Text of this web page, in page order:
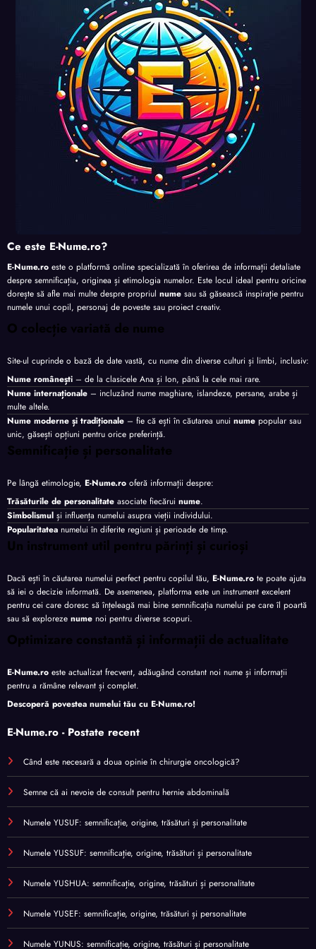
perso
nalita
te
perso
nalita
te
Ce este E-Nume.ro?
E-Nume.ro este o platformă online specializată în oferirea de informații detaliate
despre semnificația, originea și etimologia numelor. Este locul ideal pentru oricine
dorește să afle mai multe despre propriul nume sau să găsească inspirație pentru
numele unui copil, personaj de poveste sau proiect creativ.
O colecție variată de nume
Site-ul cuprinde o bază de date vastă, cu nume din diverse culturi și limbi, inclusiv:
Nume românești – de la clasicele Ana și Ion, până la cele mai rare.
Nume internaționale – incluzând nume maghiare, islandeze, persane, arabe și
multe altele.
Nume moderne și tradiționale – fie că ești în căutarea unui nume popular sau
unic, găsești opțiuni pentru orice preferință.
Semnificație și personalitate
Pe lângă etimologie, E-Nume.ro oferă informații despre:
Trăsăturile de personalitate asociate fiecărui nume.
Simbolismul și influența numelui asupra vieții individului.
Popularitatea numelui în diferite regiuni și perioade de timp.
Un instrument util pentru părinți și curioși
Dacă ești în căutarea numelui perfect pentru copilul tău, E-Nume.ro te poate ajuta
să iei o decizie informată. De asemenea, platforma este un instrument excelent
pentru cei care doresc să înțeleagă mai bine semnificația numelui pe care îl poartă
sau să exploreze nume noi pentru diverse scopuri.
Optimizare constantă și informații de actualitate
E-Nume.ro este actualizat frecvent, adăugând constant noi nume și informații
pentru a rămâne relevant și complet.
Descoperă povestea numelui tău cu E-Nume.ro!
E-Nume.ro - Postate recent
Când este necesară a doua opinie în chirurgie oncologică?
Semne că ai nevoie de consult pentru hernie abdominală
Numele YUSUF: semnificație, origine, trăsături și personalitate
Numele YUSSUF: semnificație, origine, trăsături și personalitate
Numele YUSHUA: semnificație, origine, trăsături și personalitate
Numele YUSEF: semnificație, origine, trăsături și personalitate
Numele YUNUS: semnificație, origine, trăsături și personalitate